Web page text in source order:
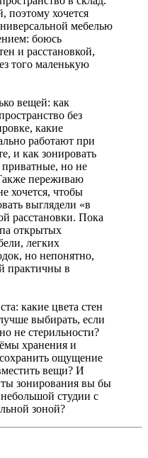
поэтому хочется
мебелью
боюсь
и расстановкой,
того маленькую
вещей: как
без
какие
работают при
и как зонировать
но не
переживаю
хочется, чтобы
выглядели «в
расстановки. Пока
открытых
легких
но непонятно,
практичны в
какие цвета стен
выбирать, если
не стерильности?
хранения и
ощущение
вещи? И
зонирования вы бы
студии с
зоной?